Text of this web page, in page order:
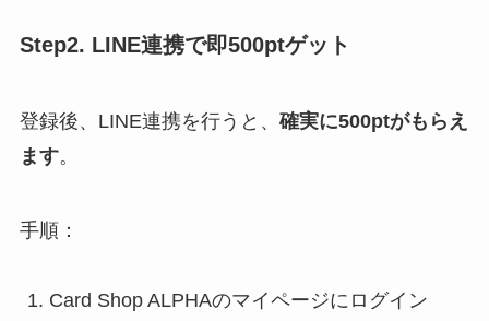
Step2. LINE連携で即500ptゲット
登録後、LINE連携を行うと、 確実に500ptがもらえ
ます。
手順：
Card Shop ALPHAのマイページにログイン